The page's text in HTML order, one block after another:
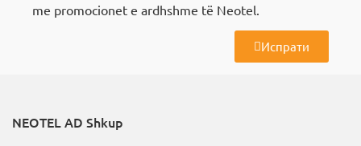
me promocionet e ardhshme të Neotel.
Испрати
r
n
NEOTEL AD Shkup